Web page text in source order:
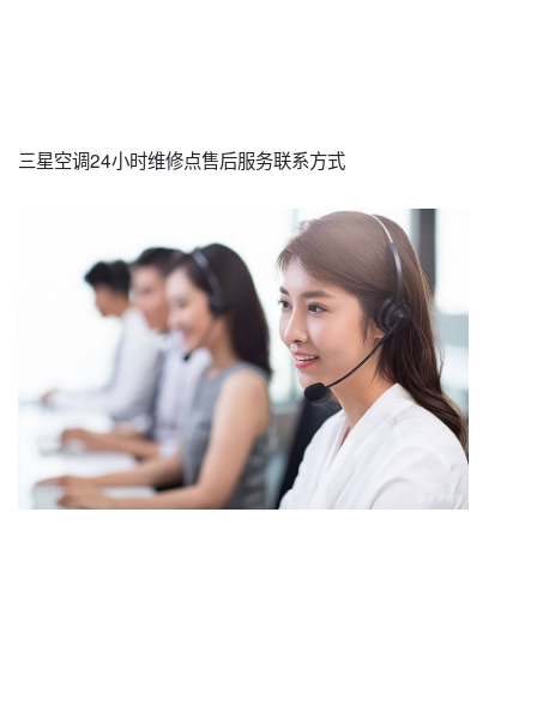
三星空调24小时维修点售后服务联系方式